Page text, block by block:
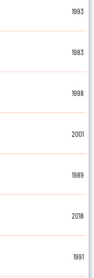
1993
1983
1998
2001
1989
2018
1991